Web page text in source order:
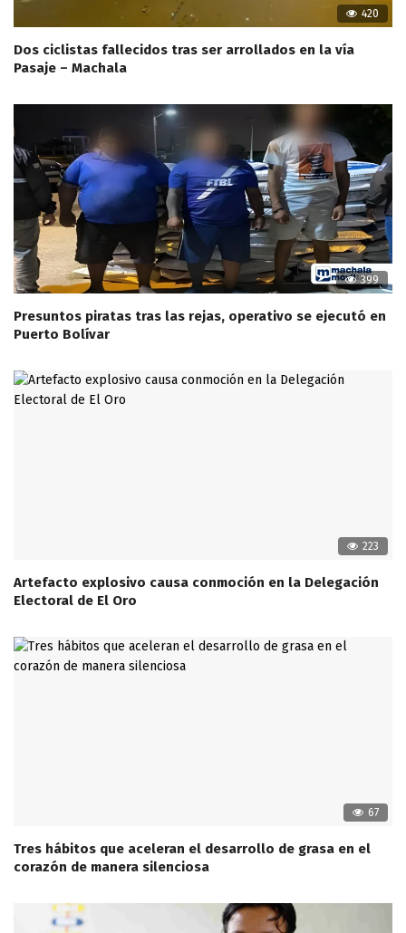
420
Dos ciclistas fallecidos tras ser arrollados en la vía
Pasaje – Machala
399
Presuntos piratas tras las rejas, operativo se ejecutó en
Puerto Bolívar
223
Artefacto explosivo causa conmoción en la Delegación
Electoral de El Oro
67
Tres hábitos que aceleran el desarrollo de grasa en el
corazón de manera silenciosa